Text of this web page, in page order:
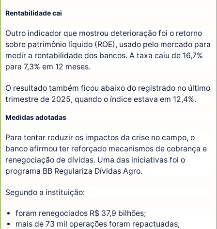
Rentabilidade cai
Outro indicador que mostrou deterioração foi o retorno
sobre patrimônio líquido (ROE), usado pelo mercado para
medir a rentabilidade dos bancos. A taxa caiu de 16,7%
para 7,3% em 12 meses.
O resultado também ficou abaixo do registrado no último
trimestre de 2025, quando o índice estava em 12,4%.
Medidas adotadas
Para tentar reduzir os impactos da crise no campo, o
banco afirmou ter reforçado mecanismos de cobrança e
renegociação de dívidas. Uma das iniciativas foi o
programa BB Regulariza Dívidas Agro.
Segundo a instituição:
foram renegociados R$ 37,9 bilhões;
mais de 73 mil operações foram repactuadas;